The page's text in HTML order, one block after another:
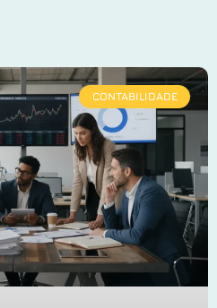
CONTABILIDADE